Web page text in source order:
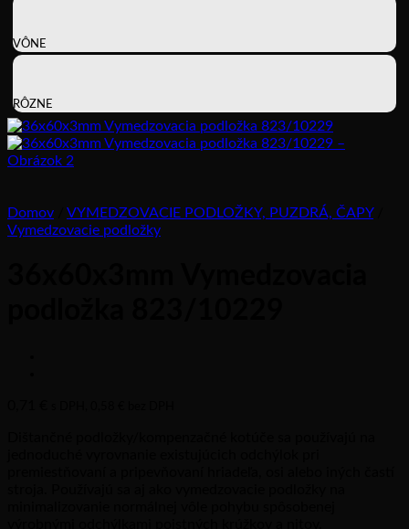
VÔNE
RÔZNE
Domov VYMEDZOVACIE PODLOŽKY, PUZDRÁ, ČAPY
Vymedzovacie podložky